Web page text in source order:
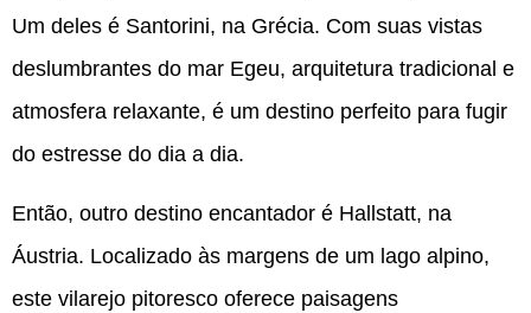
Um deles é Santorini, na Grécia. Com suas vistas
deslumbrantes do mar Egeu, arquitetura tradicional e
atmosfera relaxante, é um destino perfeito para fugir
do estresse do dia a dia.
Então, outro destino encantador é Hallstatt, na
Áustria. Localizado às margens de um lago alpino,
este vilarejo pitoresco oferece paisagens